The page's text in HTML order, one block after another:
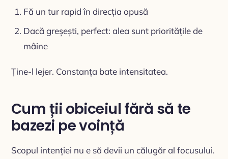
Fă un tur rapid în direcția opusă
Dacă greșești, perfect: alea sunt prioritățile de
mâine
Ține-l lejer. Constanța bate intensitatea.
Cum ții obiceiul fără să te
bazezi pe voință
Scopul intenției nu e să devii un călugăr al focusului.